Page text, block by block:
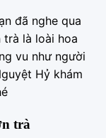
đã nghe qua
trà là loài hoa
vu như người
Hỷ khám
trà